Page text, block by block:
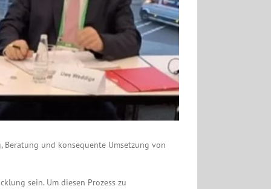
Beratung und konsequente Umsetzung von
sein. Um diesen Prozess zu